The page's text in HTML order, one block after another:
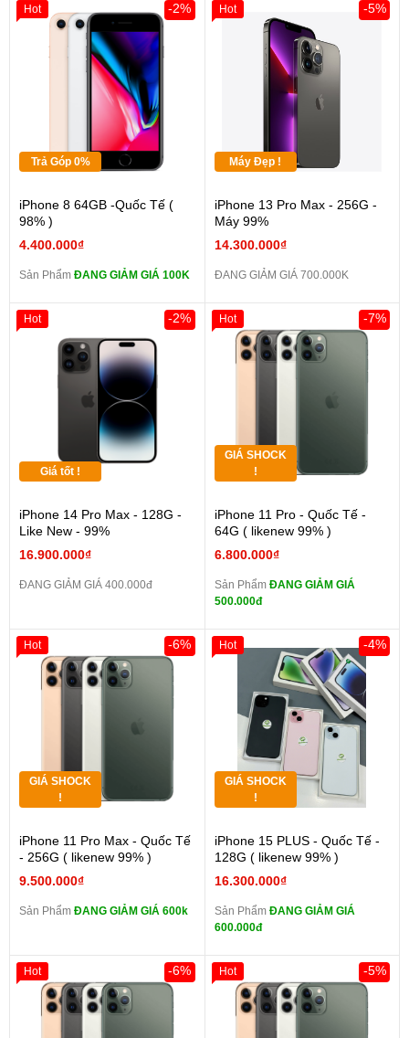
Trả Góp 0%
iPhone 8 64GB -Quốc Tế (
98% )
4.400.000₫
-2%
Sản Phẩm ĐANG GIẢM GIÁ 100K
Hot
Máy Đẹp !
iPhone 13 Pro Max - 256G -
Máy 99%
14.300.000₫
-5%
ĐANG GIẢM GIÁ 700.000K
Hot
Giá tốt !
iPhone 14 Pro Max - 128G -
Like New - 99%
16.900.000₫
-2%
ĐANG GIẢM GIÁ 400.000đ
Hot
GIÁ SHOCK
!
iPhone 11 Pro - Quốc Tế -
64G ( likenew 99% )
6.800.000₫
-7%
Sản Phẩm ĐANG GIẢM GIÁ
500.000đ
Hot
GIÁ SHOCK
!
iPhone 11 Pro Max - Quốc Tế
- 256G ( likenew 99% )
9.500.000₫
-6%
Sản Phẩm ĐANG GIẢM GIÁ 600k
Hot
GIÁ SHOCK
!
iPhone 15 PLUS - Quốc Tế -
128G ( likenew 99% )
16.300.000₫
-4%
Sản Phẩm ĐANG GIẢM GIÁ
600.000đ
Hot
-6%
Hot -5%
Hot